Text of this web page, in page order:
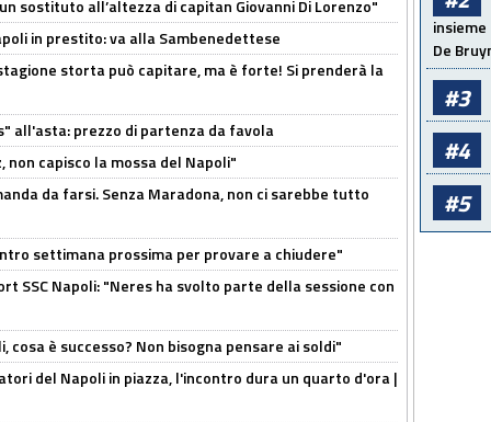
sostituto all’altezza di capitan Giovanni Di Lorenzo"
in prestito: va alla Sambenedettese
storta può capitare, ma è forte! Si prenderà la
all'asta: prezzo di partenza da favola
capisco la mossa del Napoli"
da farsi. Senza Maradona, non ci sarebbe tutto
settimana prossima per provare a chiudere"
SSC Napoli: "Neres ha svolto parte della sessione con
cosa è successo? Non bisogna pensare ai soldi"
del Napoli in piazza, l'incontro dura un quarto d'ora |
De
#3
#4
#5